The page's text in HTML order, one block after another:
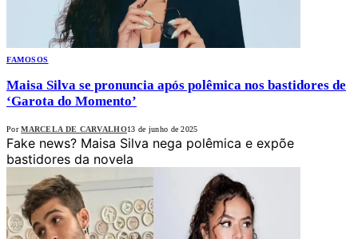
FAMOSOS
Maisa Silva se pronuncia após polêmica nos bastidores de
‘Garota do Momento’
Por MARCELA DE CARVALHO13 de junho de 2025
Fake news? Maisa Silva nega polêmica e expõe
bastidores da novela